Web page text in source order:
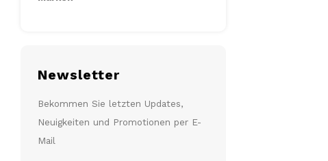
Newsletter
Bekommen Sie letzten Updates,
Neuigkeiten und Promotionen per E-
Mail